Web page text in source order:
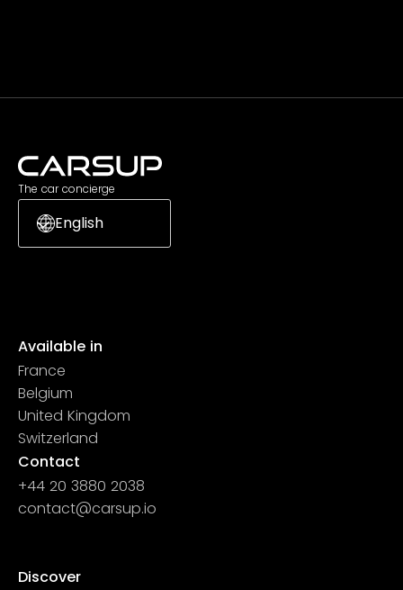
The car concierge
English
Available in
France
Belgium
United Kingdom
Switzerland
Contact
+44 20 3880 2038
contact@carsup.io
Discover